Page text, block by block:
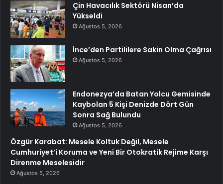
Çin Havacılık Sektörü Nisan’da
Yükseldi
Ağustos 5, 2026
İnce’den Partililere Sakin Olma Çağrısı
Ağustos 5, 2026
Endonezya’da Batan Yolcu Gemisinde
Kaybolan 5 Kişi Denizde Dört Gün
Sonra Sağ Bulundu
Ağustos 5, 2026
Özgür Karabat: Mesele Koltuk Değil, Mesele
Cumhuriyet’i Koruma ve Yeni Bir Otokratik Rejime Karşı
Direnme Meselesidir
Ağustos 5, 2026